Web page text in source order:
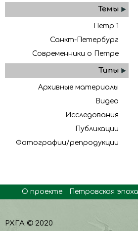
Темы
Петр 1
Санкт-Петербург
Современники о Петре
Типы
Архивные материалы
Видео
Исследования
Публикации
Фотографии/репродукции
О проекте Петровская эпоха
РХГА © 2020